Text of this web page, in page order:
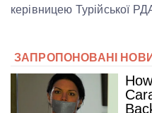
керівницею Турійської